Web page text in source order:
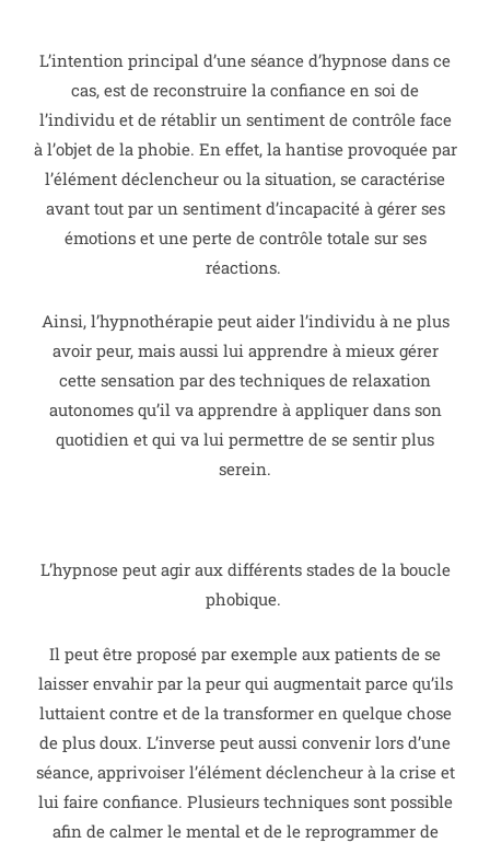
L’intention principal d’une séance d’hypnose dans ce
cas, est de reconstruire la confiance en soi de
l’individu et de rétablir un sentiment de contrôle face
à l’objet de la phobie. En effet, la hantise provoquée par
l’élément déclencheur ou la situation, se caractérise
avant tout par un sentiment d’incapacité à gérer ses
émotions et une perte de contrôle totale sur ses
réactions.
Ainsi, l’hypnothérapie peut aider l’individu à ne plus
avoir peur, mais aussi lui apprendre à mieux gérer
cette sensation par des techniques de relaxation
autonomes qu’il va apprendre à appliquer dans son
quotidien et qui va lui permettre de se sentir plus
serein.
L’hypnose peut agir aux différents stades de la boucle
phobique.
Il peut être proposé par exemple aux patients de se
laisser envahir par la peur qui augmentait parce qu’ils
luttaient contre et de la transformer en quelque chose
de plus doux. L’inverse peut aussi convenir lors d’une
séance, apprivoiser l’élément déclencheur à la crise et
lui faire confiance. Plusieurs techniques sont possible
afin de calmer le mental et de le reprogrammer de